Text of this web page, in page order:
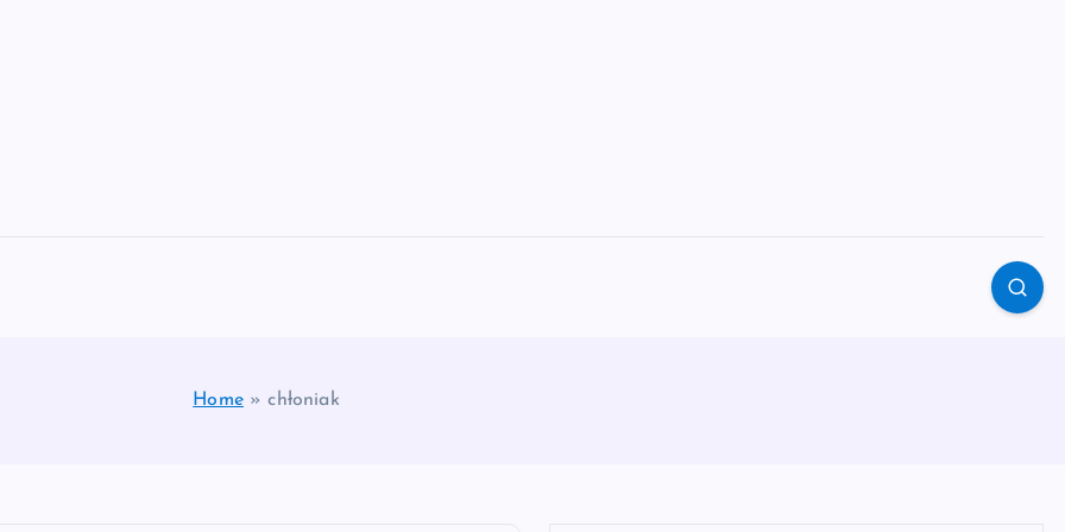
Home»chłoniak